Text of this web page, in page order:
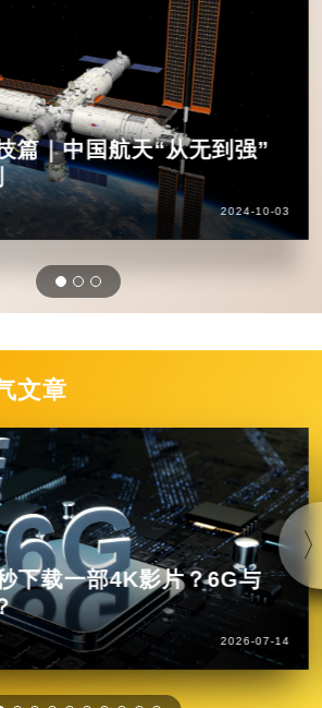
篇｜中国航天“从无到强”
2024-10-03
文章
下载一部4K影片？6G与
2026-07-14